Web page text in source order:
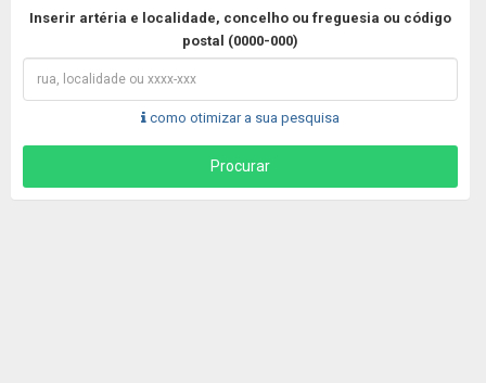
Inserir artéria e localidade, concelho ou freguesia ou código
postal (0000-000)
como otimizar a sua pesquisa